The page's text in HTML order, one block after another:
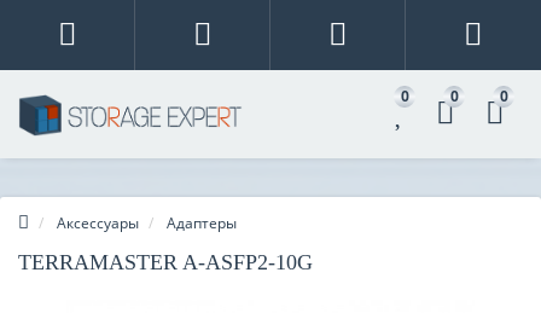
0 0 0
Аксессуары Адаптеры
TERRAMASTER A-ASFP2-10G